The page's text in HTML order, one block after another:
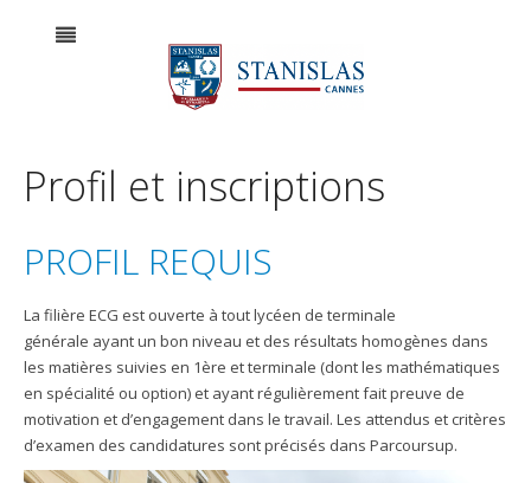
Profil et inscriptions
PROFIL REQUIS
La filière ECG est ouverte à tout lycéen de terminale
générale ayant un bon niveau et des résultats homogènes dans
les matières suivies en 1ère et terminale (dont les mathématiques
en spécialité ou option) et ayant régulièrement fait preuve de
motivation et d’engagement dans le travail. Les attendus et critères
d’examen des candidatures sont précisés dans Parcoursup.